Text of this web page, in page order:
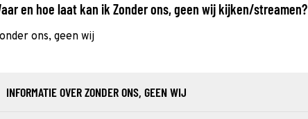
en hoe laat kan ik Zonder ons, geen wij kijken/streamen?
ons, geen wij
INFORMATIE OVER ZONDER ONS, GEEN WIJ